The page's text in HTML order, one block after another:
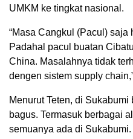
UMKM ke tingkat nasional.
“Masa Cangkul (Pacul) saja
Padahal pacul buatan
China. Masalahnya tidak
dengen sistem supply
Menurut Teten, di
bagus. Termasuk berbagai
semuanya ada di Sukabumi.